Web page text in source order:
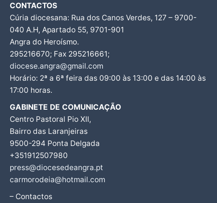
CONTACTOS
Cúria diocesana: Rua dos Canos Verdes, 127 – 9700-
040 A.H, Apartado 55, 9701-901
Angra do Heroísmo.
295216670; Fax 295216661;
diocese.angra@gmail.com
Horário: 2ª a 6ª feira das 09:00 às 13:00 e das 14:00 às
17:00 horas.
GABINETE DE COMUNICAÇÃO
Centro Pastoral Pio XII,
Bairro das Laranjeiras
9500-294 Ponta Delgada
+351912507980
press@diocesedeangra.pt
carmorodeia@hotmail.com
– Contactos